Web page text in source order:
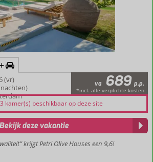
+
(vr)
va 689 p.p.
*incl. alle verplichte kosten
kamer(s) beschikbaar op deze site
krijgt Petri Olive Houses een 9,6!
Bekijk deze vakantie